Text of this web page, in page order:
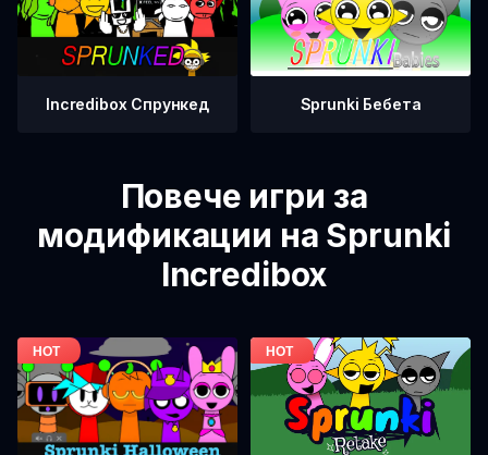
Incredibox Спрункед Sprunki Бебета
Повече игри за
модификации на Sprunki
Incredibox